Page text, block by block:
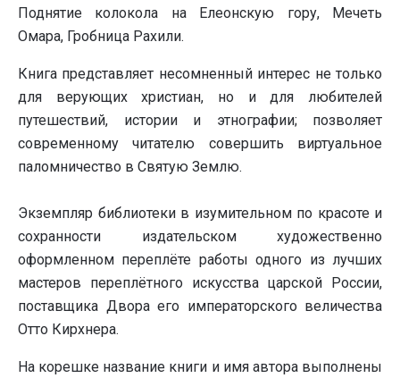
Поднятие колокола на Елеонскую гору, Мечеть
Омара, Гробница Рахили.
Книга представляет несомненный интерес не только
для верующих христиан, но и для любителей
путешествий, истории и этнографии; позволяет
современному читателю совершить виртуальное
паломничество в Святую Землю.
Экземпляр библиотеки в изумительном по красоте и
сохранности издательском художественно
оформленном переплёте работы одного из лучших
мастеров переплётного искусства царской России,
поставщика Двора его императорского величества
Отто Кирхнера.
На корешке название книги и имя автора выполнены